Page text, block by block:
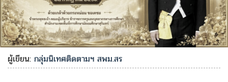
ผู้เขียน:กลุ่มนิเทศติดตามฯ สพม.สร